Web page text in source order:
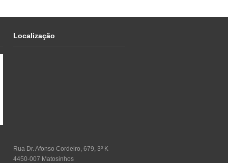
Localização
Rua Dr. Afonso Cordeiro, 679, 3º K
4450-007 Matosinhos